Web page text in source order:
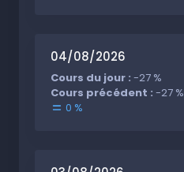
04/08/2026
Cours du jour : -27 %
Cours précédent : -27 %
0 %